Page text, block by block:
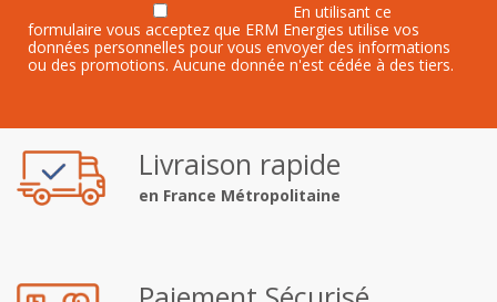
En utilisant ce
formulaire vous acceptez que ERM Energies utilise vos
données personnelles pour vous envoyer des informations
ou des promotions. Aucune donnée n'est cédée à des tiers.
Livraison rapide
en France Métropolitaine